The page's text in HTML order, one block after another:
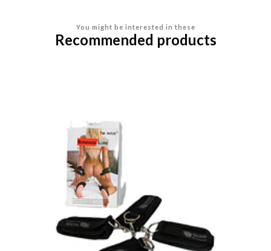
You might be interested in these
Recommended products